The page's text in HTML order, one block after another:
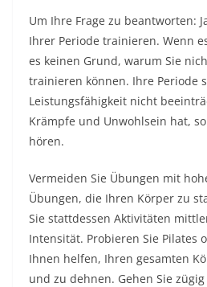
Um Ihre Frage zu beantworten:
Ihrer Periode trainieren. Wenn
es keinen Grund, warum Sie
trainieren können. Ihre Periode
Leistungsfähigkeit nicht
Krämpfe und Unwohlsein hat,
hören.
Vermeiden Sie Übungen mit
Übungen, die Ihren Körper zu
Sie stattdessen Aktivitäten
Intensität. Probieren Sie Pilates
Ihnen helfen, Ihren gesamten
und zu dehnen. Gehen Sie